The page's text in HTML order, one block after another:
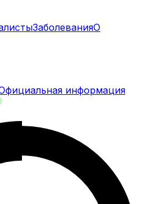
ЗаболеванияО
информация